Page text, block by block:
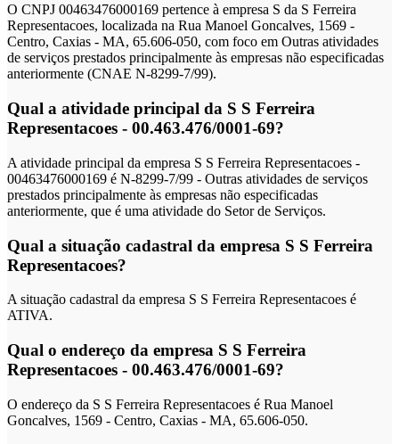
O CNPJ 00463476000169 pertence à empresa S da S Ferreira
Representacoes, localizada na Rua Manoel Goncalves, 1569 -
Centro, Caxias - MA, 65.606-050, com foco em Outras atividades
de serviços prestados principalmente às empresas não especificadas
anteriormente (CNAE N-8299-7/99).
Qual a atividade principal da S S Ferreira
Representacoes - 00.463.476/0001-69?
A atividade principal da empresa S S Ferreira Representacoes -
00463476000169 é N-8299-7/99 - Outras atividades de serviços
prestados principalmente às empresas não especificadas
anteriormente, que é uma atividade do Setor de Serviços.
Qual a situação cadastral da empresa S S Ferreira
Representacoes?
A situação cadastral da empresa S S Ferreira Representacoes é
ATIVA.
Qual o endereço da empresa S S Ferreira
Representacoes - 00.463.476/0001-69?
O endereço da S S Ferreira Representacoes é Rua Manoel
Goncalves, 1569 - Centro, Caxias - MA, 65.606-050.